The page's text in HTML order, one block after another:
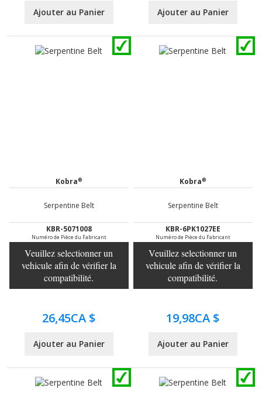
Ajouter au Panier Ajouter au Panier
Kobra®
Serpentine Belt
KBR-5071008
Numéro de Pièce du Fabricant
Veuillez selectionner un
vehicule afin de vérifier la
compatibilité.
26,45CA $
Ajouter au Panier
Kobra®
Serpentine Belt
KBR-6PK1027EE
Numéro de Pièce du Fabricant
Veuillez selectionner un
vehicule afin de vérifier la
compatibilité.
19,98CA $
Ajouter au Panier